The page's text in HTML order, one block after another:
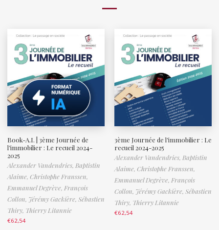
Book-A.I. | 3ème Journée de
l’immobilier : Le recueil 2024-
2025
Alexander Vandendries, Baptistin
Alaime, Christophe Franssen,
Emmanuel Degrève, François
Collon, Jérémy Gackière, Sébastien
Thiry, Thierry Litannie
€62,54
3ème Journée de l’immobilier : Le
recueil 2024-2025
Alexander Vandendries, Baptistin
Alaime, Christophe Franssen,
Emmanuel Degrève, François
Collon, Jérémy Gackière, Sébastien
Thiry, Thierry Litannie
€62,54